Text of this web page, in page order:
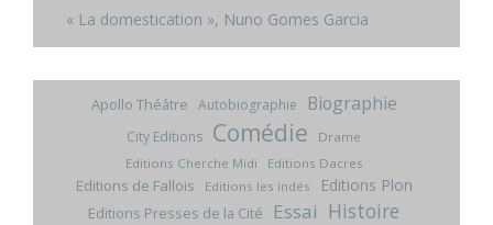
« La domestication », Nuno Gomes Garcia
Apollo Théâtre Autobiographie Biographie
City Editions Comédie
Drame
Editions Cherche Midi
Editions Dacres
Editions de Fallois Editions les indés Editions Plon
Editions Presses de la Cité Essai Histoire